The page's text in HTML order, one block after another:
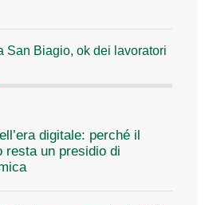
San Biagio, ok dei lavoratori
digitale: perché il
resta un presidio di